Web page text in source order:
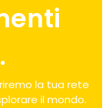
la tua rete
il mondo.